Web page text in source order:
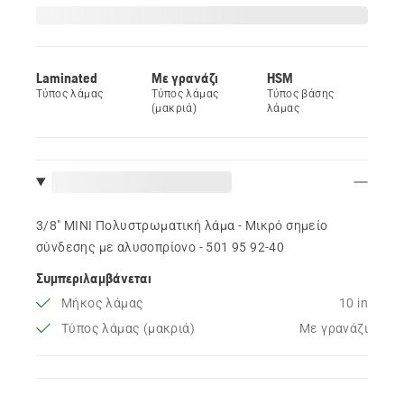
Laminated
Τύπος λάμας
Με γρανάζι
Τύπος λάμας
(μακριά)
HSM
Τύπος βάσης
λάμας
3/8" MINI Πολυστρωματική λάμα - Μικρό σημείο
σύνδεσης με αλυσοπρίονο - 501 95 92‑40
Συμπεριλαμβάνεται
Μήκος λάμας
10 in
Τύπος λάμας (μακριά)
Με γρανάζι